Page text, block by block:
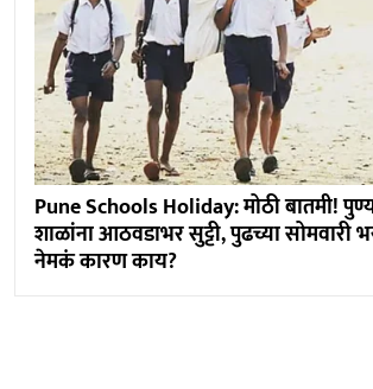
Pune Schools Holiday: मोठी बातमी!
शाळांना आठवडाभर सुट्टी, पुढच्या सोमवारी
नेमकं कारण काय?